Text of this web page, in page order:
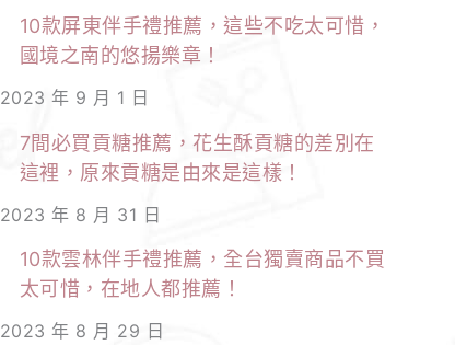
10款屏東伴手禮推薦，這些不吃太可惜，
國境之南的悠揚樂章！
2023 年 9 月 1 日
7間必買貢糖推薦，花生酥貢糖的差別在
這裡，原來貢糖是由來是這樣！
2023 年 8 月 31 日
10款雲林伴手禮推薦，全台獨賣商品不買
太可惜，在地人都推薦！
2023 年 8 月 29 日